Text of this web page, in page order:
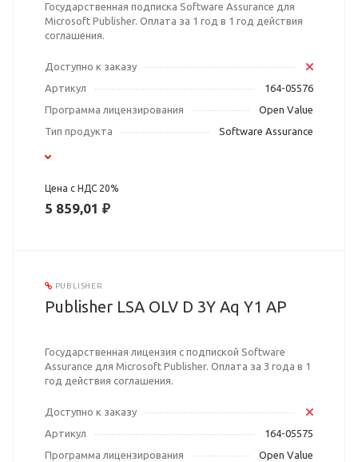
Государственная подписка Software Assurance для
Microsoft Publisher. Оплата за 1 год в 1 год действия
соглашения.
Доступно к заказу
Артикул
164-05576
Программа лицензирования
Open Value
Тип продукта
Software Assurance
Цена с НДС 20%
5 859,01 ₽
PUBLISHER
Publisher LSA OLV D 3Y Aq Y1 AP
Государственная лицензия с подпиской Software
Assurance для Microsoft Publisher. Оплата за 3 года в 1
год действия соглашения.
Доступно к заказу
Артикул
164-05575
Программа лицензирования
Open Value